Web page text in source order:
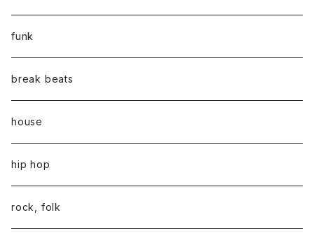
funk
break beats
house
hip hop
rock, folk